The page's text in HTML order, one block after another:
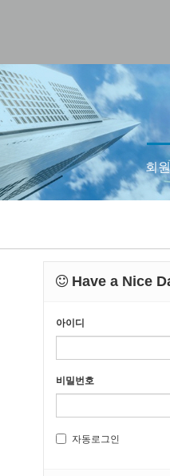
회
Have a Nice
아이디
비밀번호
자동로그인